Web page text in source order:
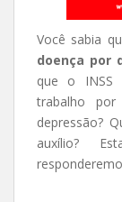
Você sabia
doença por
que o INSS
trabalho
depressão?
auxílio?